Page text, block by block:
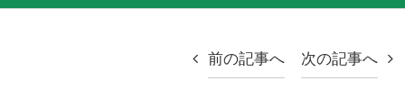
前の記事へ 次の記事へ